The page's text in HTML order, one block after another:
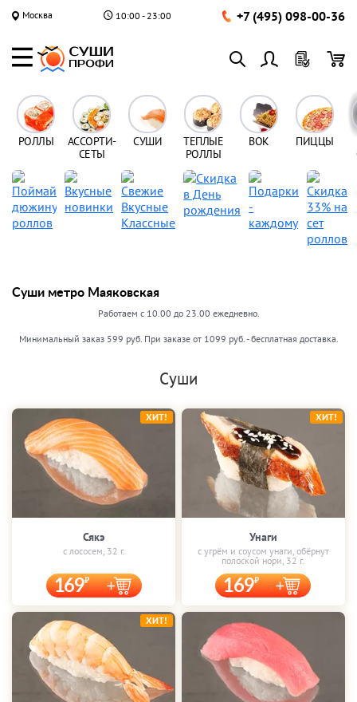
Москва 10:00 - 23:00 +7 (495) 098-00-36
РОЛЛЫ
АССОРТИ-
СЕТЫ
СУШИ
ТЕПЛЫЕ
РОЛЛЫ
ВОК ПИЦЦЫ
Суши метро Маяковская
Работаем с 10.00 до 23.00 ежедневно.
Минимальный заказ 599 руб. При заказе от 1099 руб. - бесплатная доставка.
Суши
Сякэ
с лососем, 32 г.
169
ХИТ!
Унаги
с угрём и соусом унаги, обёрнут
полоской нори, 32 г.
169
ХИТ!
ХИТ!